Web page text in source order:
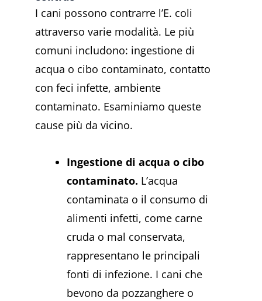
I cani possono contrarre l’E. coli
attraverso varie modalità. Le più
comuni includono: ingestione di
acqua o cibo contaminato, contatto
con feci infette, ambiente
contaminato. Esaminiamo queste
cause più da vicino.
Ingestione di acqua o cibo
contaminato. L’acqua
contaminata o il consumo di
alimenti infetti, come carne
cruda o mal conservata,
rappresentano le principali
fonti di infezione. I cani che
bevono da pozzanghere o